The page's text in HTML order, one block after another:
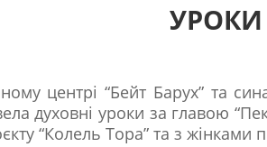
центрі “Бейт Барух” та
духовні уроки за главою
“Колель Тора” та з жінками